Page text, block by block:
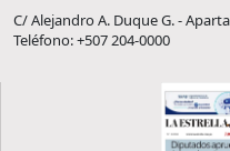
C/ Alejandro A. Duque G. -
Teléfono: +507 204-0000